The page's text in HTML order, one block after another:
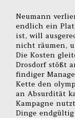
Neumann
endlich ein
ist, will
nicht räumen,
Die Kosten
Drosdorf stößt
findiger
Kette den
an Absurdität
Kampagne
Dinge